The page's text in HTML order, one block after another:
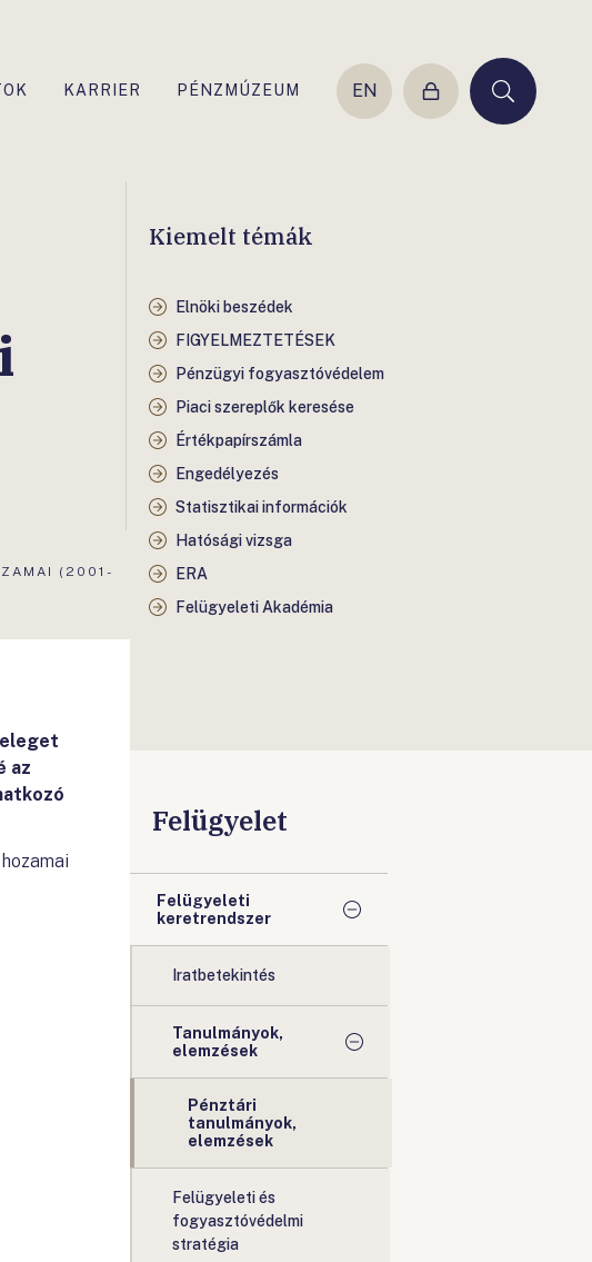
KARRIER PÉNZMÚZEUM EN
Belépés Keresés
(2001-
Kiemelt témák
Elnöki beszédek
FIGYELMEZTETÉSEK
Pénzügyi fogyasztóvédelem
Piaci szereplők keresése
Értékpapírszámla
Engedélyezés
Statisztikai információk
Hatósági vizsga
ERA
Felügyeleti Akadémia
az
Felügyelet
Felügyeleti
keretrendszer
Iratbetekintés
Tanulmányok,
elemzések
Pénztári
tanulmányok,
elemzések
Felügyeleti és
fogyasztóvédelmi
stratégia